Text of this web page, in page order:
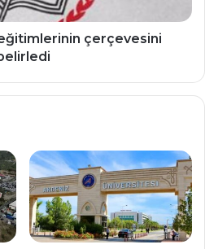
çerçevesini